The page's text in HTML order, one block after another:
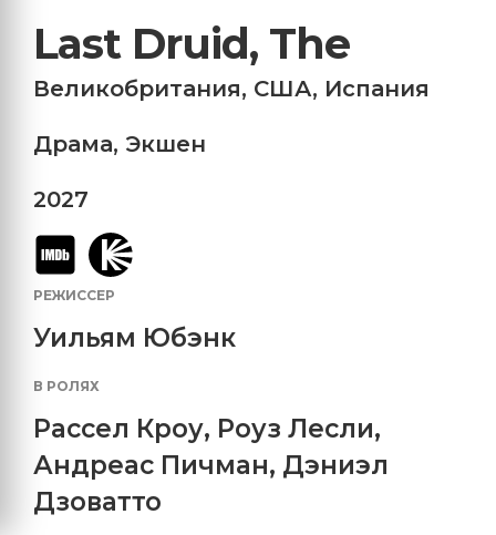
Last Druid, The
Великобритания, США, Испания
Драма, Экшен
2027
РЕЖИССЕР
Уильям Юбэнк
В РОЛЯХ
Рассел Кроу, Роуз Лесли,
Андреас Пичман, Дэниэл
Дзоватто